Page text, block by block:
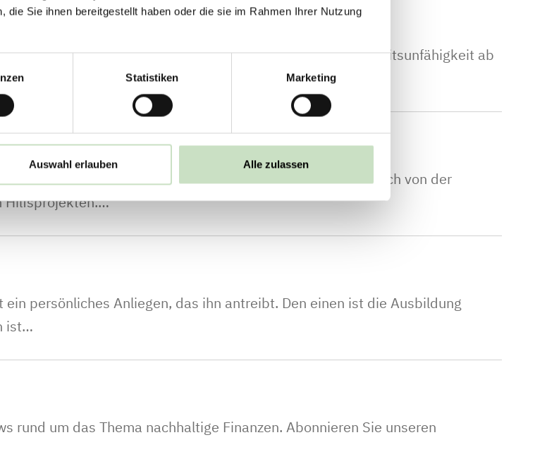
die Sie ihnen bereitgestellt haben oder die sie im Rahmen Ihrer Nutzung
Statistiken Marketing
Auswahl erlauben Alle zulassen
Sie Ihren Kredit im Fall von Arbeitslosigkeit oder Arbeitsunfähigkeit ab
Beispiele aus den letzten 2 Jahren: Überzeugen Sie sich von der
Hilfsprojekten.…
persönliches Anliegen, das ihn antreibt. Den einen ist die Ausbildung
ist…
rund um das Thema nachhaltige Finanzen. Abonnieren Sie unseren